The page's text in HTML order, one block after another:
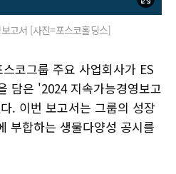
고서 [사진=포스코홀딩스]
코그룹 주요 사업회사가 ES
담은 '2024 지속가능경영보고
. 이번 보고서는 그룹의 성장
부합하는 생물다양성 공시를